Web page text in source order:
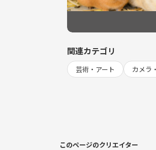
関連カテゴリ
芸術・アート カメラ
このページのクリエイター